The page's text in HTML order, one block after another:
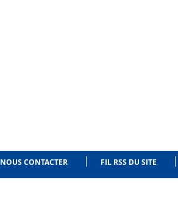
NOUS CONTACTER FIL RSS DU SITE